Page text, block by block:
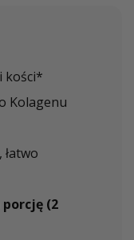
kości*
Kolagenu
, łatwo
porcję (2